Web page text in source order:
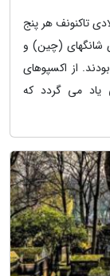
تاکنونف هر پنج
های 2010 و 2015 شهرهای شانگهای (چین) و
از اکسپوهای
یاد می گردد که